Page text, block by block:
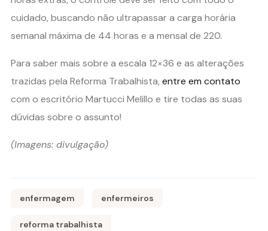
cuidado, buscando não ultrapassar a carga horária
semanal máxima de 44 horas e a mensal de 220.
Para saber mais sobre a escala 12×36 e as alterações
trazidas pela Reforma Trabalhista, entre em contato
com o escritório Martucci Melillo e tire todas as suas
dúvidas sobre o assunto!
(Imagens: divulgação)
enfermagem enfermeiros
reforma trabalhista